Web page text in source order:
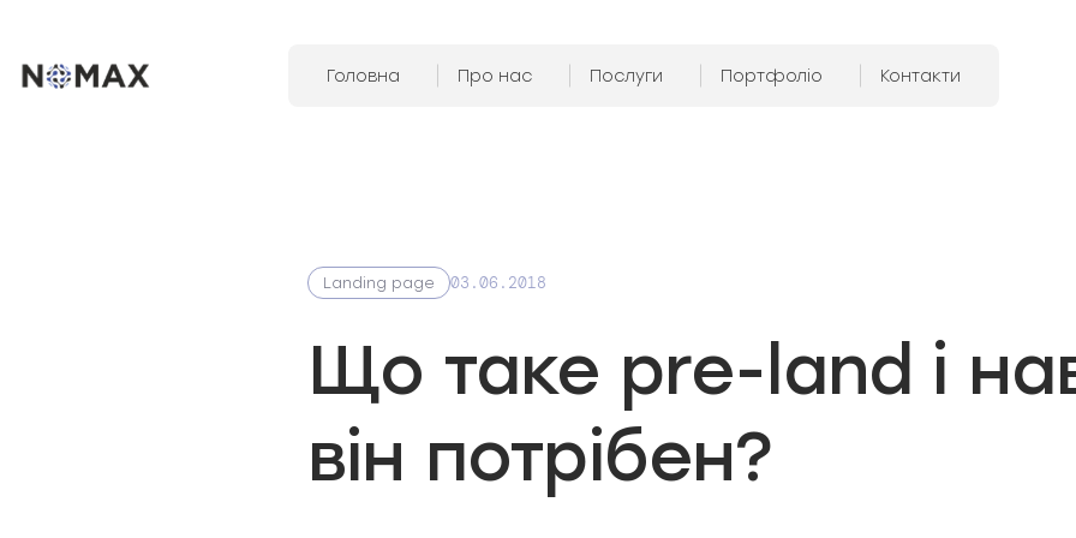
Головна Про нас Послуги Портфоліо Контакти
Landing page 03.06.2018
Що таке pre-land і
він потрібен?